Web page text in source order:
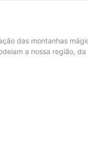
das montanhas
a nossa região,